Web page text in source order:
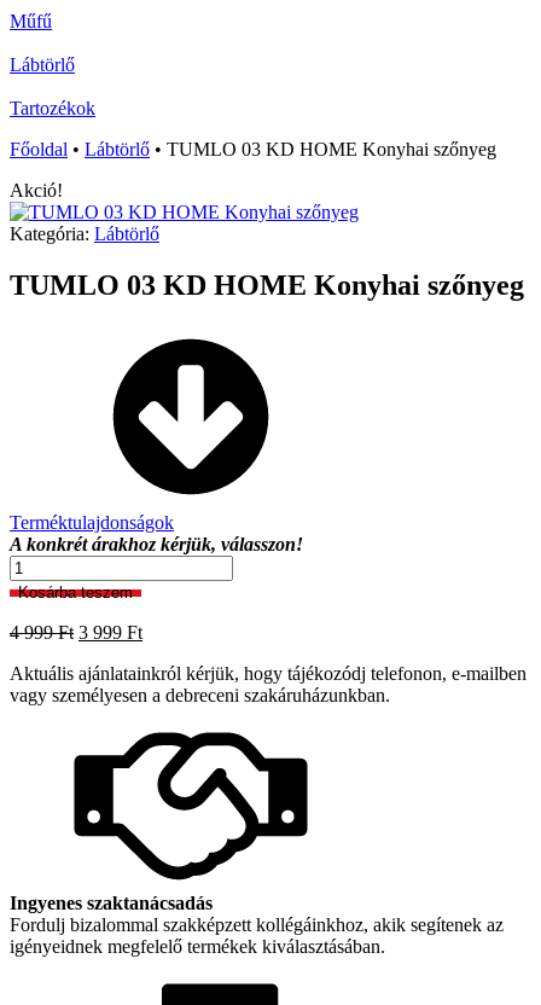
Műfű
Lábtörlő
Tartozékok
Főoldal • Lábtörlő • TUMLO 03 KD HOME Konyhai szőnyeg
Akció!
Kategória: Lábtörlő
TUMLO 03 KD HOME Konyhai szőnyeg
Terméktulajdonságok
A konkrét árakhoz kérjük, válasszon!
TUMLO
03
HOME
szőnyeg
mennyiség
Kosárba teszem
4 999Ft Original
was:
4
3 999 FtCurrent
is:
3
Aktuális ajánlatainkról kérjük, hogy tájékozódj telefonon, e-mailben
vagy személyesen a debreceni szakáruházunkban.
Ingyenes szaktanácsadás
Fordulj bizalommal szakképzett kollégáinkhoz, akik segítenek az
igényeidnek megfelelő termékek kiválasztásában.